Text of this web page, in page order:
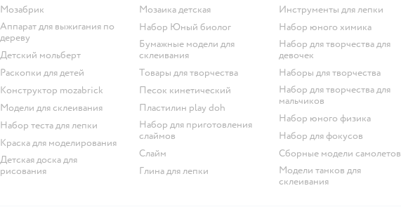
Мозабрик
Аппарат для выжигания по
дереву
Детский мольберт
Раскопки для детей
Конструктор mozabrick
Модели для склеивания
Набор теста для лепки
Краска для моделирования
Детская доска для
рисования
Мозаика детская
набор Юный биолог
Бумажные модели для
склеивания
Товары для творчества
Песок кинетический
Пластилин play doh
Набор для приготовления
слаймов
Слайм
Глина для лепки
Инструменты для лепки
Набор юного химика
Набор для творчества для
девочек
Наборы для творчества
Набор для творчества для
мальчиков
Набор юного физика
Набор для фокусов
Сборные модели самолетов
Модели танков для
склеивания